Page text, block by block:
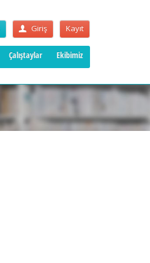
Giriş Kayıt
Çalıştaylar Ekibimiz